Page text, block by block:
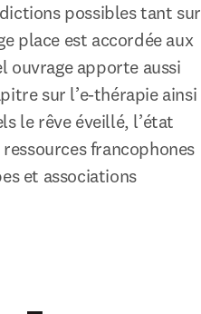
possibles tant sur
place est accordée aux
ouvrage apporte aussi
sur l’e-thérapie ainsi
le rêve éveillé, l’état
francophones
et associations